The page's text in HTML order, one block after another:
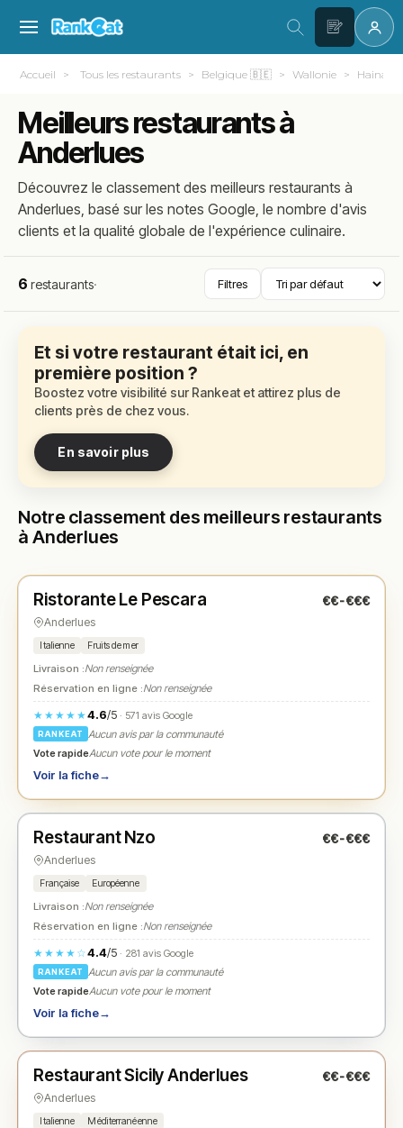
Accueil Tous les restaurants Belgique 🇧🇪 Wallonie Hainaut
Meilleurs restaurants à
Anderlues
Découvrez le classement des meilleurs restaurants à
Anderlues, basé sur les notes Google, le nombre d'avis
clients et la qualité globale de l'expérience culinaire.
6 restaurants· Filtres
Et si votre restaurant était ici, en
première position ?
Boostez votre visibilité sur Rankeat et attirez plus de
clients près de chez vous.
En savoir plus
Notre classement des meilleurs restaurants
à Anderlues
★ N° 1
Ristorante Le Pescara €€-€€€
Anderlues
Italienne Fruits de mer
Livraison :Non renseignée
Réservation en ligne :Non renseignée
★★★★★4.6/5· 571 avis Google
RANKEAT
Aucun avis par la communauté
Vote rapideAucun vote pour le moment
Voir la fiche→
★ N° 2
Restaurant Nzo €€-€€€
Anderlues
Française Européenne
Livraison :Non renseignée
Réservation en ligne :Non renseignée
★★★★☆4.4/5· 281 avis Google
RANKEAT
Aucun avis par la communauté
Vote rapideAucun vote pour le moment
Voir la fiche→
★ N° 3
Restaurant Sicily Anderlues €€-€€€
Anderlues
Italienne Méditerranéenne